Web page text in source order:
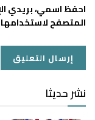
احفظ اسمي، بريدي
المتصفح
نشر حديثا